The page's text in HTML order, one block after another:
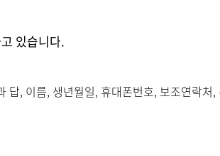
있습니다.
, 이름, 생년월일, 휴대폰번호, 보조연락처,